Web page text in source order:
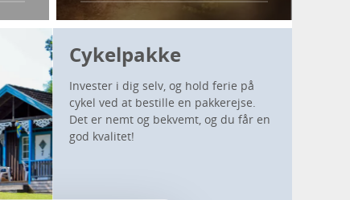
Cykelpakke
Invester i dig selv, og hold ferie på
cykel ved at bestille en pakkerejse.
Det er nemt og bekvemt, og du får en
god kvalitet!